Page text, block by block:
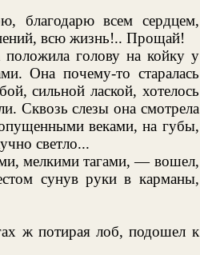
благодарю всем сердцем,
всю жизнь!.. Прощай!
положила голову на койку у
Она почему-то старалась
сильной лаской, хотелось
Сквозь слезы она смотрела
веками, на губы,
светло...
мелкими тагами, — вошел,
сунув руки в карманы,
ж потирая лоб, подошел к